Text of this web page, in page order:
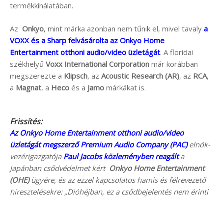
termékkínálatában.
Az Onkyo, mint márka azonban nem tűnik el, mivel tavaly a
VOXX és a Sharp felvásárolta az Onkyo Home
Entertainment otthoni audio/video üzletágát. A floridai
székhelyű Voxx International Corporation már korábban
megszerezte a Klipsch, az Acoustic Research (AR), az RCA,
a Magnat, a Heco és a Jamo márkákat is.
Frissítés:
Az Onkyo Home Entertainment otthoni audio/video
üzletágát megszerző Premium Audio Company (PAC)elnök-
vezérigazgatója Paul Jacobs közleményben reagálta
Japánban csődvédelmet kért Onkyo Home Entertainment
(OHE)ügyére, és az ezzel kapcsolatos hamis és félrevezető
híresztelésekre: „Dióhéjban, ez a csődbejelentés nem érinti